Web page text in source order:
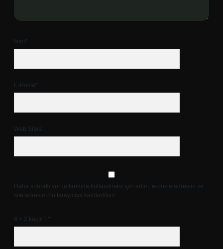
İsim*
E-Posta*
Web Sitesi
Daha sonraki yorumlarımda kullanılması için adım, e-posta adresim ve
site adresim bu tarayıcıya kaydedilsin.
6 + 2 kaçtır? *